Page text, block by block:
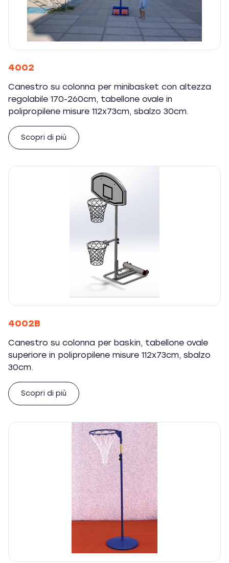
4002
Canestro su colonna per minibasket con altezza
regolabile 170-260cm, tabellone ovale in
polipropilene misure 112x73cm, sbalzo 30cm.
Scopri di più
4002B
Canestro su colonna per baskin, tabellone ovale
superiore in polipropilene misure 112x73cm, sbalzo
30cm.
Scopri di più